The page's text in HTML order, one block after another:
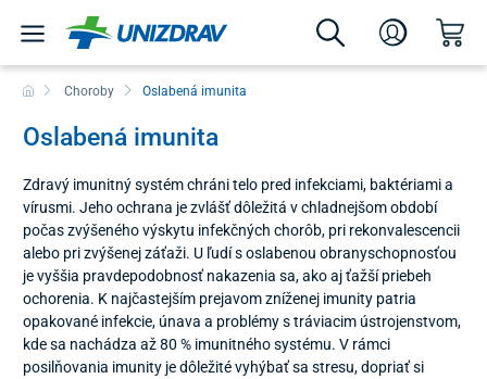
Choroby Oslabená imunita
Oslabená imunita
Zdravý imunitný systém chráni telo pred infekciami, baktériami a
vírusmi. Jeho ochrana je zvlášť dôležitá v chladnejšom období
počas zvýšeného výskytu infekčných chorôb, pri rekonvalescencii
alebo pri zvýšenej záťaži. U ľudí s oslabenou obranyschopnosťou
je vyššia pravdepodobnosť nakazenia sa, ako aj ťažší priebeh
ochorenia. K najčastejším prejavom zníženej imunity patria
opakované infekcie, únava a problémy s tráviacim ústrojenstvom,
kde sa nachádza až 80 % imunitného systému. V rámci
posilňovania imunity je dôležité vyhýbať sa stresu, dopriať si